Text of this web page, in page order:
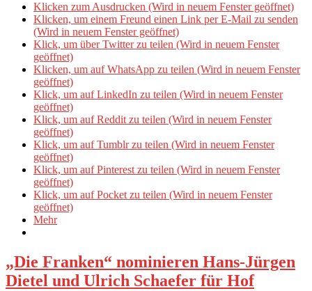
Klicken zum Ausdrucken (Wird in neuem Fenster geöffnet)
Klicken, um einem Freund einen Link per E-Mail zu senden
(Wird in neuem Fenster geöffnet)
Klick, um über Twitter zu teilen (Wird in neuem Fenster
geöffnet)
Klicken, um auf WhatsApp zu teilen (Wird in neuem Fenster
geöffnet)
Klick, um auf LinkedIn zu teilen (Wird in neuem Fenster
geöffnet)
Klick, um auf Reddit zu teilen (Wird in neuem Fenster
geöffnet)
Klick, um auf Tumblr zu teilen (Wird in neuem Fenster
geöffnet)
Klick, um auf Pinterest zu teilen (Wird in neuem Fenster
geöffnet)
Klick, um auf Pocket zu teilen (Wird in neuem Fenster
geöffnet)
Mehr
„Die Franken“ nominieren Hans-Jürgen
Dietel und Ulrich Schaefer für Hof